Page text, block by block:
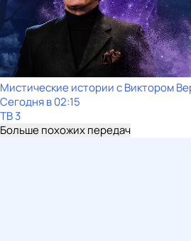
Мистические истории с Виктором
Сегодня в 02:15
ТВ 3
Больше похожих передач